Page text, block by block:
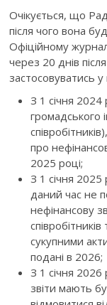
Очікується, що
після чого вона
Офіційному
через 20 днів
застосовуватись
З 1 січня 2024
громадського
про
2025 році;
З 1 січня 2025
даний час не
нефінансову
сукупними
подані в 2026;
З 1 січня 2026
звіти мають